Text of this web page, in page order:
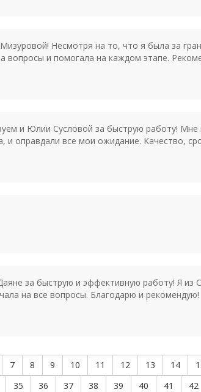
Несмотря на то, что я была за
вопросы и помогала на каждом этапе.
и Юлии Сусловой за быструю работу!
и оправдали все мои ожидание. Качество,
за быструю и эффективную работу! Я из
на все вопросы. Благодарю и рекомендую!
7 8 9 10 11 12 13 14
35 36 37 38 39 40 41 42